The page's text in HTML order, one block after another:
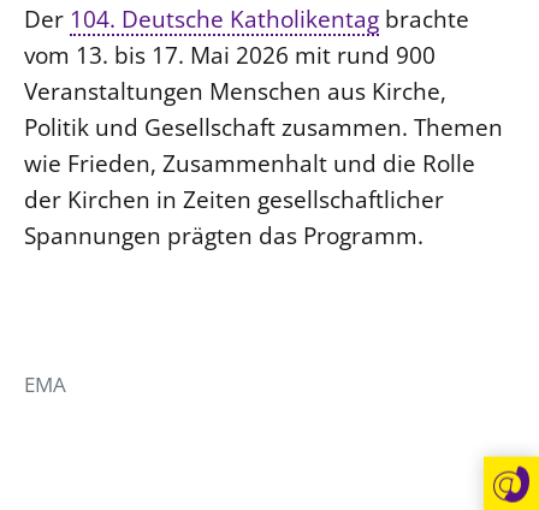
Der 104. Deutsche Katholikentag brachte
vom 13. bis 17. Mai 2026 mit rund 900
Veranstaltungen Menschen aus Kirche,
Politik und Gesellschaft zusammen. Themen
wie Frieden, Zusammenhalt und die Rolle
der Kirchen in Zeiten gesellschaftlicher
Spannungen prägten das Programm.
EMA
Älterwerden im Pfarrberuf
Beschwerdestellen
Ephoralbüro
Finanzplanung
Fundraising
Jahresgespräche